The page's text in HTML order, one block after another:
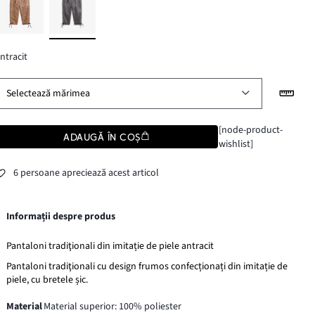
Selectează mărimea
ADAUGĂ ÎN COȘ
[node-product-
wishlist]
6 persoane apreciează acest articol
Informații despre produs
Pantaloni tradiţionali din imitație de piele antracit
Pantaloni tradiţionali cu design frumos confecționați din imitație de
piele, cu bretele șic.
MaterialMaterial superior: 100% poliester